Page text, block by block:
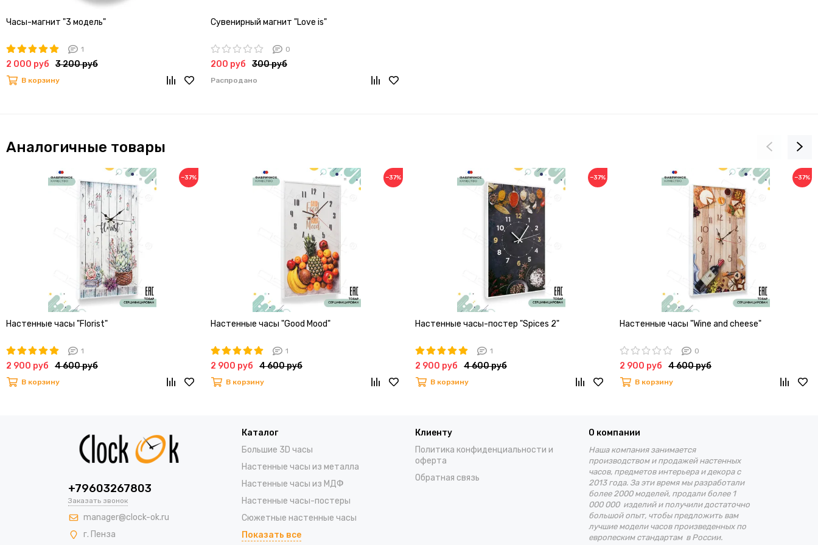
Часы-магнит "3 модель"
1
2 000 руб 3 200 руб
В корзину
Сувенирный магнит "Love is"
0
200 руб 300 руб
Распродано
Аналогичные товары
−37%
Настенные часы "Florist"
1
2 900 руб 4 600 руб
В корзину
−37%
Настенные часы "Good Mood"
1
2 900 руб 4 600 руб
В корзину
−37%
Настенные часы-постер "Spices 2"
1
2 900 руб 4 600 руб
В корзину
−37%
Настенные часы "Wine and cheese"
0
2 900 руб 4 600 руб
В корзину
+79603267803
Заказать звонок
manager@clock-ok.ru
г. Пенза
Каталог
Большие 3D часы
Настенные часы из металла
Настенные часы из МДФ
Настенные часы-постеры
Сюжетные настенные часы
Показать все
Клиенту
Политика конфиденциальности и
оферта
Обратная связь
О компании
Наша компания занимается
производством и продажей настенных
часов, предметов интерьера и декора с
2013 года. За эти время мы разработали
более 2000 моделей, продали более 1
000 000 изделий и получили достаточно
большой опыт, чтобы предложить вам
лучшие модели часов произведенных по
европеским стандартам в России.